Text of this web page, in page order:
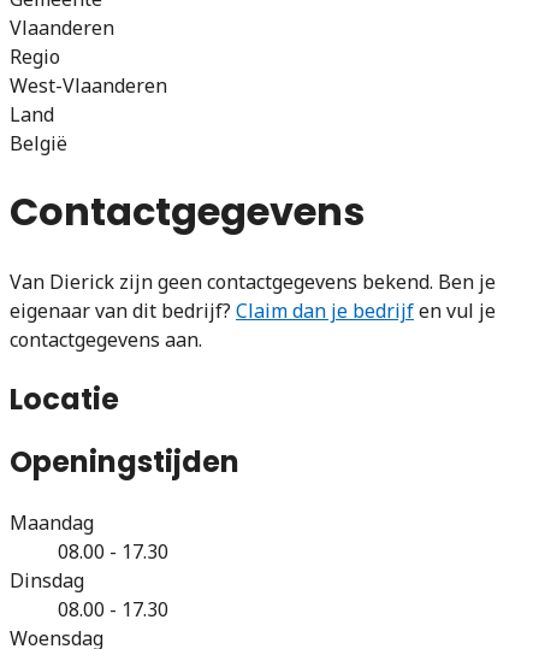
Vlaanderen
Regio
West-Vlaanderen
Land
België
Contactgegevens
Van Dierick zijn geen contactgegevens bekend. Ben je
eigenaar van dit bedrijf? Claim dan je bedrijfen vul je
contactgegevens aan.
Locatie
Openingstijden
Maandag
08.00 - 17.30
Dinsdag
08.00 - 17.30
Woensdag